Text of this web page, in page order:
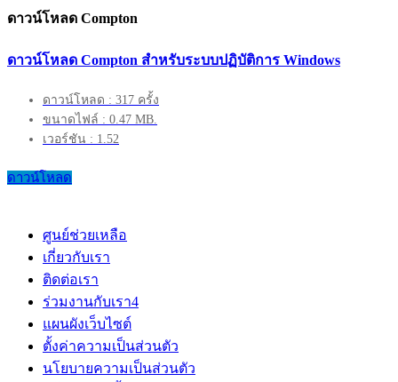
ดาวน์โหลด Compton
ดาวน์โหลด Compton สำหรับระบบปฏิบัติการ Windows
ดาวน์โหลด : 317 ครั้ง
ขนาดไฟล์ : 0.47 MB.
เวอร์ชัน : 1.52
ดาวน์โหลด
ศูนย์ช่วยเหลือ
เกี่ยวกับเรา
ติดต่อเรา
ร่วมงานกับเรา4
แผนผังเว็บไซต์
ตั้งค่าความเป็นส่วนตัว
นโยบายความเป็นส่วนตัว